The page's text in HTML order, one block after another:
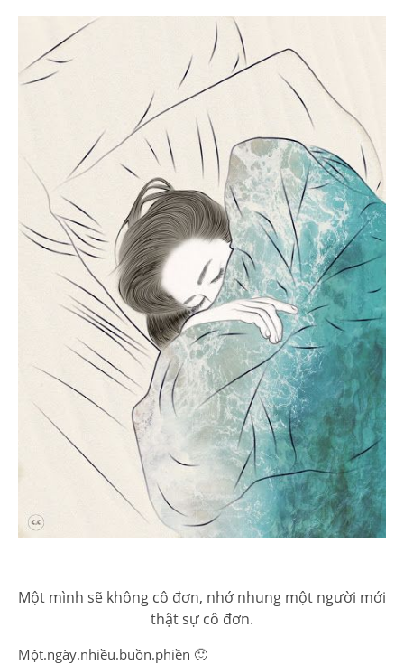
Một mình sẽ không cô đơn, nhớ nhung một người mới
thật sự cô đơn.
Một.ngày.nhiều.buồn.phiền 🙂